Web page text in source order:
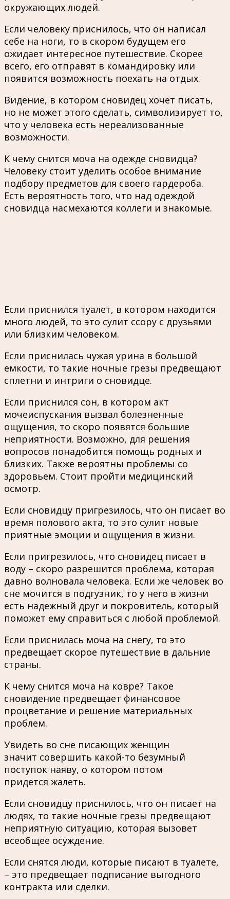
окружающих людей.
Если человеку приснилось, что он написал
себе на ноги, то в скором будущем его
ожидает интересное путешествие. Скорее
всего, его отправят в командировку или
появится возможность поехать на отдых.
Видение, в котором сновидец хочет писать,
но не может этого сделать, символизирует то,
что у человека есть нереализованные
возможности.
К чему снится моча на одежде сновидца?
Человеку стоит уделить особое внимание
подбору предметов для своего гардероба.
Есть вероятность того, что над одеждой
сновидца насмехаются коллеги и знакомые.
Если приснился туалет, в котором находится
много людей, то это сулит ссору с друзьями
или близким человеком.
Если приснилась чужая урина в большой
емкости, то такие ночные грезы предвещают
сплетни и интриги о сновидце.
Если приснился сон, в котором акт
мочеиспускания вызвал болезненные
ощущения, то скоро появятся большие
неприятности. Возможно, для решения
вопросов понадобится помощь родных и
близких. Также вероятны проблемы со
здоровьем. Стоит пройти медицинский
осмотр.
Если сновидцу пригрезилось, что он писает во
время полового акта, то это сулит новые
приятные эмоции и ощущения в жизни.
Если пригрезилось, что сновидец писает в
воду – скоро разрешится проблема, которая
давно волновала человека. Если же человек во
сне мочится в подгузник, то у него в жизни
есть надежный друг и покровитель, который
поможет ему справиться с любой проблемой.
Если приснилась моча на снегу, то это
предвещает скорое путешествие в дальние
страны.
К чему снится моча на ковре? Такое
сновидение предвещает финансовое
процветание и решение материальных
проблем.
Увидеть во сне писающих женщин
значит совершить какой-то безумный
поступок наяву, о котором потом
придется жалеть.
Если сновидцу приснилось, что он писает на
людях, то такие ночные грезы предвещают
неприятную ситуацию, которая вызовет
всеобщее осуждение.
Если снятся люди, которые писают в туалете,
– это предвещает подписание выгодного
контракта или сделки.